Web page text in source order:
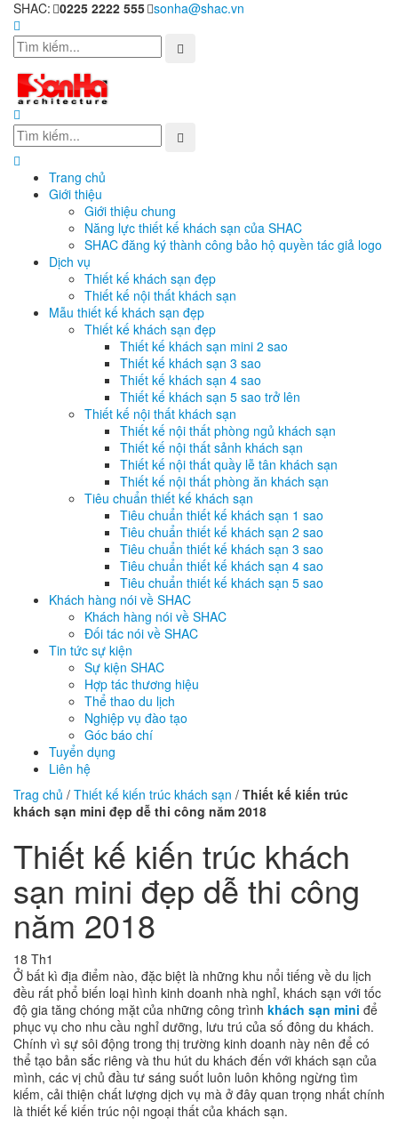
SHAC: 0225 2222 555 sonha@shac.vn
Trang chủ
Giới thiệu
Giới thiệu chung
Năng lực thiết kế khách sạn của SHAC
SHAC đăng ký thành công bảo hộ quyền tác giả logo
Dịch vụ
Thiết kế khách sạn đẹp
Thiết kế nội thất khách sạn
Mẫu thiết kế khách sạn đẹp
Thiết kế khách sạn đẹp
Thiết kế khách sạn mini 2 sao
Thiết kế khách sạn 3 sao
Thiết kế khách sạn 4 sao
Thiết kế khách sạn 5 sao trở lên
Thiết kế nội thất khách sạn
Thiết kế nội thất phòng ngủ khách sạn
Thiết kế nội thất sảnh khách sạn
Thiết kế nội thất quầy lễ tân khách sạn
Thiết kế nội thất phòng ăn khách sạn
Tiêu chuẩn thiết kế khách sạn
Tiêu chuẩn thiết kế khách sạn 1 sao
Tiêu chuẩn thiết kế khách sạn 2 sao
Tiêu chuẩn thiết kế khách sạn 3 sao
Tiêu chuẩn thiết kế khách sạn 4 sao
Tiêu chuẩn thiết kế khách sạn 5 sao
Khách hàng nói về SHAC
Khách hàng nói về SHAC
Đối tác nói về SHAC
Tin tức sự kiện
Sự kiện SHAC
Hợp tác thương hiệu
Thể thao du lịch
Nghiệp vụ đào tạo
Góc báo chí
Tuyển dụng
Liên hệ
Trag chủ / Thiết kế kiến trúc khách sạn / Thiết kế kiến trúc
khách sạn mini đẹp dễ thi công năm 2018
Thiết kế kiến trúc khách
sạn mini đẹp dễ thi công
năm 2018
18 Th1
Ở bất kì địa điểm nào, đặc biệt là những khu nổi tiếng về du lịch
đều rất phổ biến loại hình kinh doanh nhà nghỉ, khách sạn với tốc
độ gia tăng chóng mặt của những công trình khách sạn mini để
phục vụ cho nhu cầu nghỉ dưỡng, lưu trú của số đông du khách.
Chính vì sự sôi động trong thị trường kinh doanh này nên để có
thể tạo bản sắc riêng và thu hút du khách đến với khách sạn của
mình, các vị chủ đầu tư sáng suốt luôn luôn không ngừng tìm
kiếm, cải thiện chất lượng dịch vụ mà ở đây quan trọng nhất chính
là thiết kế kiến trúc nội ngoại thất của khách sạn.